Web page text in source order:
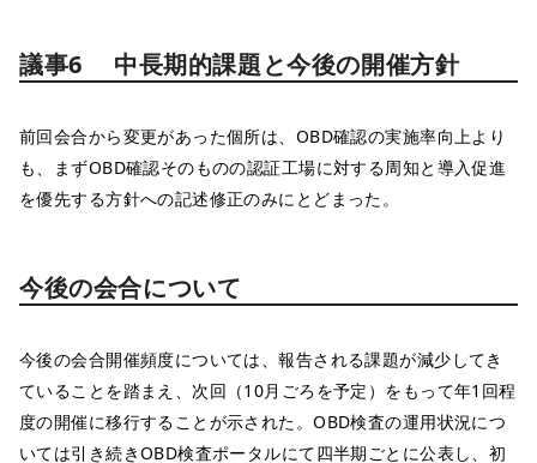
議事6 中長期的課題と今後の開催方針
前回会合から変更があった個所は、OBD確認の実施率向上より
も、まずOBD確認そのものの認証工場に対する周知と導入促進
を優先する方針への記述修正のみにとどまった。
今後の会合について
今後の会合開催頻度については、報告される課題が減少してき
ていることを踏まえ、次回（10月ごろを予定）をもって年1回程
度の開催に移行することが示された。OBD検査の運用状況につ
いては引き続きOBD検査ポータルにて四半期ごとに公表し、初